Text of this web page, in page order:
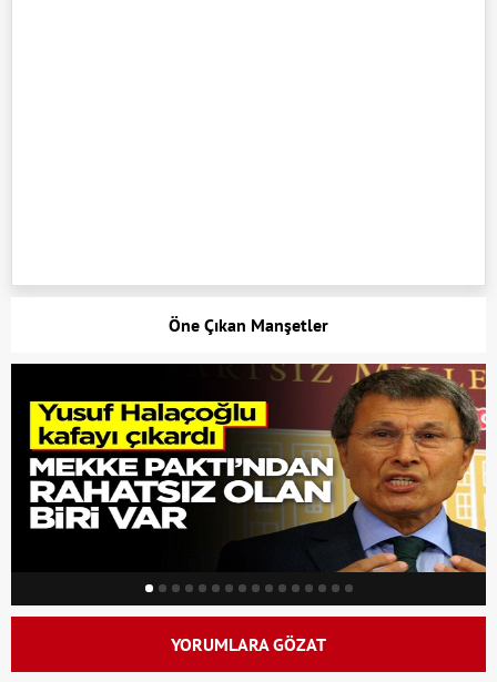
Öne Çıkan Manşetler
YORUMLARA GÖZAT